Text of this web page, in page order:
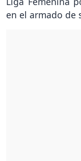
en el armado de